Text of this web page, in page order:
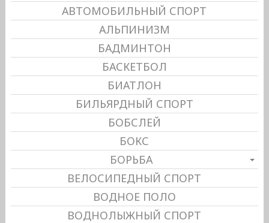
АВТОМОБИЛЬНЫЙ СПОРТ
АЛЬПИНИЗМ
БАДМИНТОН
БАСКЕТБОЛ
БИАТЛОН
БИЛЬЯРДНЫЙ СПОРТ
БОБСЛЕЙ
БОКС
БОРЬБА
ВЕЛОСИПЕДНЫЙ СПОРТ
ВОДНОЕ ПОЛО
ВОДНОЛЫЖНЫЙ СПОРТ